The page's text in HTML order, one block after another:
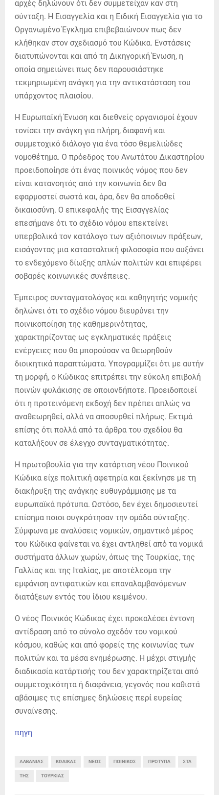
αρχές δηλώνουν ότι δεν συμμετείχαν καν στη
σύνταξη. Η Εισαγγελία και η Ειδική Εισαγγελία για το
Οργανωμένο Έγκλημα επιβεβαιώνουν πως δεν
κλήθηκαν στον σχεδιασμό του Κώδικα. Ενστάσεις
διατυπώνονται και από τη Δικηγορική Ένωση, η
οποία σημειώνει πως δεν παρουσιάστηκε
τεκμηριωμένη ανάγκη για την αντικατάσταση του
υπάρχοντος πλαισίου.
Η Ευρωπαϊκή Ένωση και διεθνείς οργανισμοί έχουν
τονίσει την ανάγκη για πλήρη, διαφανή και
συμμετοχικό διάλογο για ένα τόσο θεμελιώδες
νομοθέτημα. Ο πρόεδρος του Ανωτάτου Δικαστηρίου
προειδοποίησε ότι ένας ποινικός νόμος που δεν
είναι κατανοητός από την κοινωνία δεν θα
εφαρμοστεί σωστά και, άρα, δεν θα αποδοθεί
δικαιοσύνη. Ο επικεφαλής της Εισαγγελίας
επεσήμανε ότι το σχέδιο νόμου επεκτείνει
υπερβολικά τον κατάλογο των αξιόποινων πράξεων,
εισάγοντας μια κατασταλτική φιλοσοφία που αυξάνει
το ενδεχόμενο δίωξης απλών πολιτών και επιφέρει
σοβαρές κοινωνικές συνέπειες.
Έμπειρος συνταγματολόγος και καθηγητής νομικής
δηλώνει ότι το σχέδιο νόμου διευρύνει την
ποινικοποίηση της καθημερινότητας,
χαρακτηρίζοντας ως εγκληματικές πράξεις
ενέργειες που θα μπορούσαν να θεωρηθούν
διοικητικά παραπτώματα. Υπογραμμίζει ότι με αυτήν
τη μορφή, ο Κώδικας επιτρέπει την εύκολη επιβολή
ποινών φυλάκισης σε οποιονδήποτε. Προειδοποιεί
ότι η προτεινόμενη εκδοχή δεν πρέπει απλώς να
αναθεωρηθεί, αλλά να αποσυρθεί πλήρως. Εκτιμά
επίσης ότι πολλά από τα άρθρα του σχεδίου θα
καταλήξουν σε έλεγχο συνταγματικότητας.
Η πρωτοβουλία για την κατάρτιση νέου Ποινικού
Κώδικα είχε πολιτική αφετηρία και ξεκίνησε με τη
διακήρυξη της ανάγκης ευθυγράμμισης με τα
ευρωπαϊκά πρότυπα. Ωστόσο, δεν έχει δημοσιευτεί
επίσημα ποιοι συγκρότησαν την ομάδα σύνταξης.
Σύμφωνα με αναλύσεις νομικών, σημαντικό μέρος
του Κώδικα φαίνεται να έχει αντληθεί από τα νομικά
συστήματα άλλων χωρών, όπως της Τουρκίας, της
Γαλλίας και της Ιταλίας, με αποτέλεσμα την
εμφάνιση αντιφατικών και επαναλαμβανόμενων
διατάξεων εντός του ίδιου κειμένου.
Ο νέος Ποινικός Κώδικας έχει προκαλέσει έντονη
αντίδραση από το σύνολο σχεδόν του νομικού
κόσμου, καθώς και από φορείς της κοινωνίας των
πολιτών και τα μέσα ενημέρωσης. Η μέχρι στιγμής
διαδικασία κατάρτισής του δεν χαρακτηρίζεται από
συμμετοχικότητα ή διαφάνεια, γεγονός που καθιστά
αβάσιμες τις επίσημες δηλώσεις περί ευρείας
συναίνεσης.
πηγη
ΑΛΒΑΝΊΑΣ ΚΏΔΙΚΑΣ ΝΈΟΣ ΠΟΙΝΙΚΌΣ ΠΡΌΤΥΠΑ ΣΤΑ
ΤΗΣ ΤΟΥΡΚΊΑΣ